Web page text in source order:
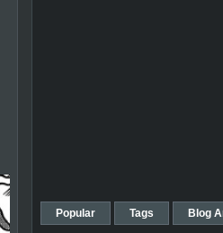
Popular Tags Blog